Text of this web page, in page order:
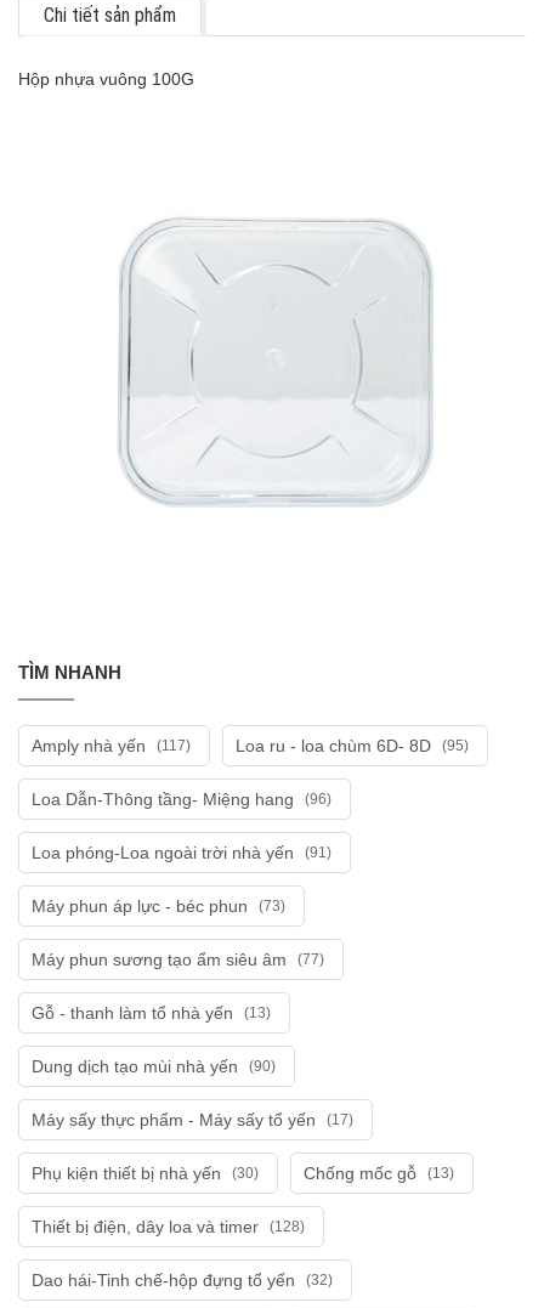
Chi tiết sản phẩm
Hộp nhựa vuông 100G
TÌM NHANH
Amply nhà yến (117) Loa ru - loa chùm 6D- 8D (95)
Loa Dẫn-Thông tầng- Miệng hang (96)
Loa phóng-Loa ngoài trời nhà yến (91)
Máy phun áp lực - béc phun (73)
Máy phun sương tạo ẩm siêu âm (77)
Gỗ - thanh làm tổ nhà yến (13)
Dung dịch tạo mùi nhà yến (90)
Máy sấy thực phẩm - Máy sấy tổ yến (17)
Phụ kiện thiết bị nhà yến (30) Chống mốc gỗ (13)
Thiết bị điện, dây loa và timer (128)
Dao hái-Tinh chế-hộp đựng tổ yến (32)